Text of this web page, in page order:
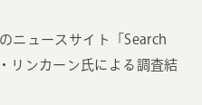
ニュースサイト「Search
リンカーン氏による調査結